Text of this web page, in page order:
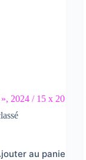
2024 / 15 x 20
au panier